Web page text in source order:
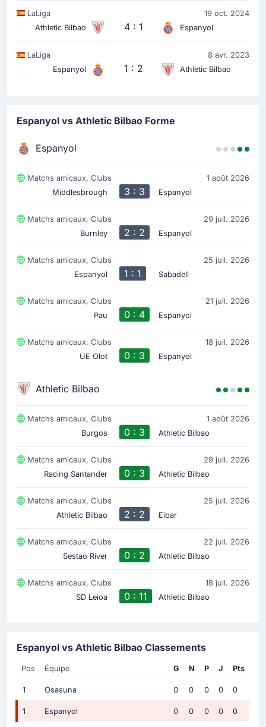
LaLiga
19 oct. 2024
Athletic Bilbao
4 : 1 Espanyol
LaLiga
8 avr. 2023
Espanyol
1 : 2 Athletic Bilbao
Espanyol vs Athletic Bilbao Forme
Espanyol
Matchs amicaux, Clubs
1 août 2026
Middlesbrough
3 : 3 Espanyol
Matchs amicaux, Clubs
29 juil. 2026
Burnley
2 : 2 Espanyol
Matchs amicaux, Clubs
25 juil. 2026
Espanyol
1 : 1 Sabadell
Matchs amicaux, Clubs
21 juil. 2026
Pau
0 : 4 Espanyol
Matchs amicaux, Clubs
18 juil. 2026
UE Olot
0 : 3 Espanyol
Athletic Bilbao
Matchs amicaux, Clubs
1 août 2026
Burgos
0 : 3 Athletic Bilbao
Matchs amicaux, Clubs
29 juil. 2026
Racing Santander
0 : 3 Athletic Bilbao
Matchs amicaux, Clubs
25 juil. 2026
Athletic Bilbao
2 : 2 Eibar
Matchs amicaux, Clubs
22 juil. 2026
Sestao River
0 : 2 Athletic Bilbao
Matchs amicaux, Clubs
18 juil. 2026
SD Leioa
0 : 11 Athletic Bilbao
Espanyol vs Athletic Bilbao Classements
Pos Équipe G N P J Pts
1 Osasuna 0 0 0 0 0
1 Espanyol 0 0 0 0 0